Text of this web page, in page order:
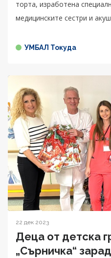
торта, изработена
медицинските сестри и
УМБАЛ Токуда
22 дек 2023
Деца от детска
„Сърничка“